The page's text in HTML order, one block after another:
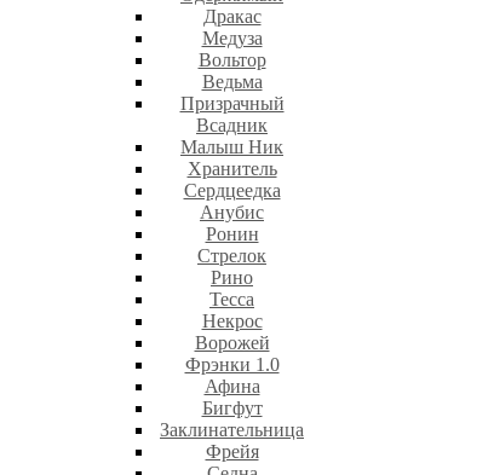
Дракас
Медуза
Вольтор
Ведьма
Призрачный
Всадник
Малыш Ник
Хранитель
Сердцеедка
Анубис
Ронин
Стрелок
Рино
Тесса
Некрос
Ворожей
Фрэнки 1.0
Афина
Бигфут
Заклинательница
Фрейя